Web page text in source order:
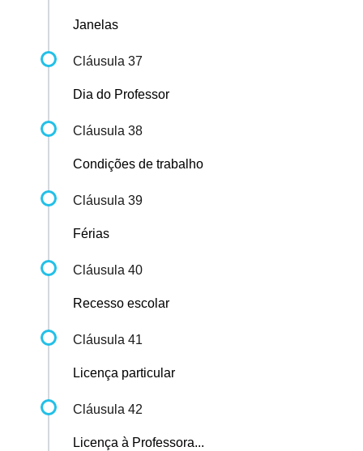
Janelas
Cláusula 37
Dia do Professor
Cláusula 38
Condições de trabalho
Cláusula 39
Férias
Cláusula 40
Recesso escolar
Cláusula 41
Licença particular
Cláusula 42
Licença à Professora...